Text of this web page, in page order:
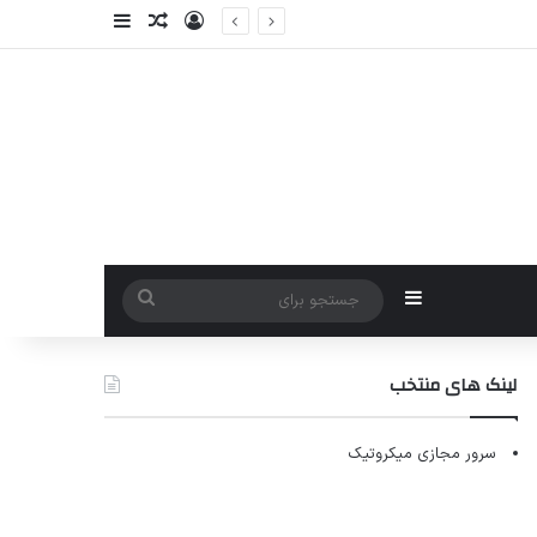
ورودنوشته تصادفی
سایدبار
سایدبار
جستجو
برای
لینک های منتخب
سرور مجازی میکروتیک